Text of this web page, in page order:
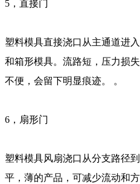
5，直接门
塑料模具直接浇口从主通道进
和箱形模具。流路短，压力损
不便，会留下明显痕迹。 。
6，扇形门
塑料模具风扇浇口从分支路径
平，薄的产品，可减少流动和